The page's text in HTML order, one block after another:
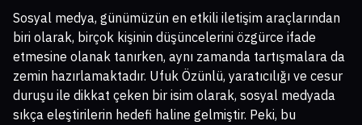
Sosyal medya, günümüzün en etkili iletişim araçlarından
biri olarak, birçok kişinin düşüncelerini özgürce ifade
etmesine olanak tanırken, aynı zamanda tartışmalara da
zemin hazırlamaktadır. Ufuk Özünlü, yaratıcılığı ve cesur
duruşu ile dikkat çeken bir isim olarak, sosyal medyada
sıkça eleştirilerin hedefi haline gelmiştir. Peki, bu